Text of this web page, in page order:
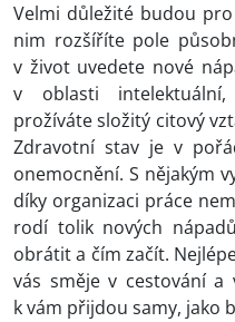
Velmi důležité budou
nim rozšíříte pole
v život uvedete nové
v oblasti
prožíváte složitý citový
Zdravotní stav je v
onemocnění. S nějakým
díky organizaci práce
rodí tolik nových
obrátit a čím začít.
vás směje v cestování a
k vám přijdou samy, jako